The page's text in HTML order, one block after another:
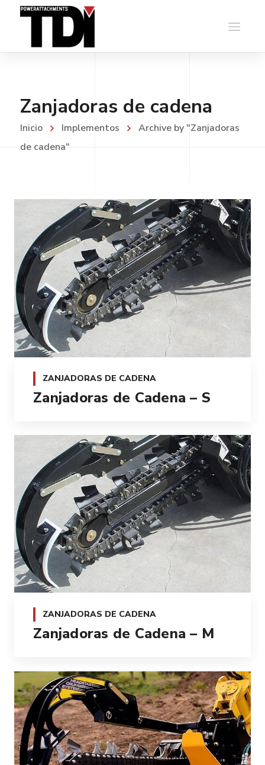
Zanjadoras de cadena
Inicio Implementos
Archive by "Zanjadoras
de cadena"
ZANJADORAS DE CADENA
Zanjadoras de Cadena – S
ZANJADORAS DE CADENA
Zanjadoras de Cadena – M